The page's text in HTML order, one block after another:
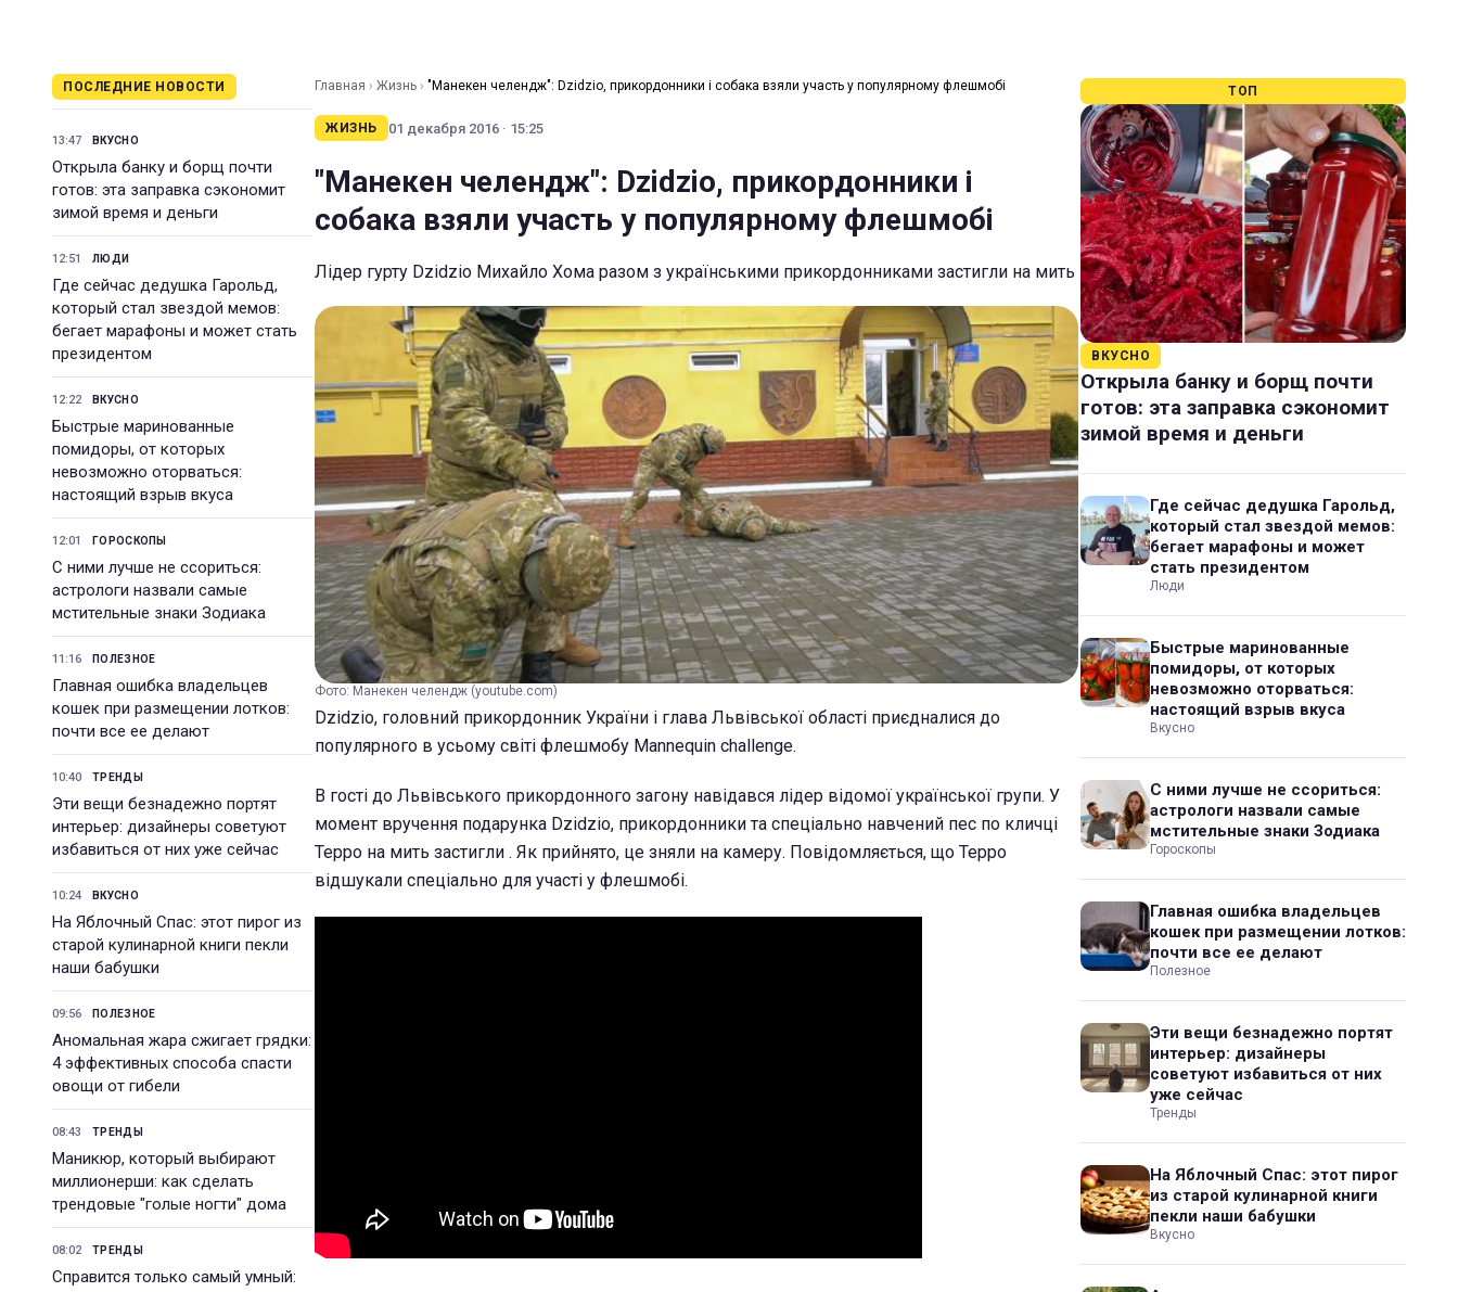
ПОСЛЕДНИЕ НОВОСТИ
13:47 ВКУСНО
Открыла банку и борщ почти
готов: эта заправка сэкономит
зимой время и деньги
12:51 ЛЮДИ
Где сейчас дедушка Гарольд,
который стал звездой мемов:
бегает марафоны и может стать
президентом
12:22 ВКУСНО
Быстрые маринованные
помидоры, от которых
невозможно оторваться:
настоящий взрыв вкуса
12:01 ГОРОСКОПЫ
С ними лучше не ссориться:
астрологи назвали самые
мстительные знаки Зодиака
11:16 ПОЛЕЗНОЕ
Главная ошибка владельцев
кошек при размещении лотков:
почти все ее делают
10:40 ТРЕНДЫ
Эти вещи безнадежно портят
интерьер: дизайнеры советуют
избавиться от них уже сейчас
10:24 ВКУСНО
На Яблочный Спас: этот пирог из
старой кулинарной книги пекли
наши бабушки
09:56 ПОЛЕЗНОЕ
Аномальная жара сжигает грядки:
4 эффективных способа спасти
овощи от гибели
08:43 ТРЕНДЫ
Маникюр, который выбирают
миллионерши: как сделать
трендовые "голые ногти" дома
08:02 ТРЕНДЫ
Справится только самый умный:
Главная › Жизнь › "Манекен челендж": Dzidzio, прикордонники і собака взяли участь у популярному флешмобі
ЖИЗНЬ 01 декабря 2016 · 15:25
"Манекен челендж": Dzidzio, прикордонники і
собака взяли участь у популярному флешмобі
Лідер гурту Dzidzio Михайло Хома разом з українськими прикордонниками застигли на мить
Фото: Манекен челендж (youtube.com)
Dzidzio, головний прикордонник України і глава Львівської області приєдналися до
популярного в усьому світі флешмобу Mannequin challenge.
В гості до Львівського прикордонного загону навідався лідер відомої української групи. У
момент вручення подарунка Dzidzio, прикордонники та спеціально навчений пес по кличці
Терро на мить застигли . Як прийнято, це зняли на камеру. Повідомляється, що Терро
відшукали спеціально для участі у флешмобі.
ТОП
ВКУСНО
Открыла банку и борщ почти
готов: эта заправка сэкономит
зимой время и деньги
Где сейчас дедушка Гарольд,
который стал звездой мемов:
бегает марафоны и может
стать президентом
Люди
Быстрые маринованные
помидоры, от которых
невозможно оторваться:
настоящий взрыв вкуса
Вкусно
С ними лучше не ссориться:
астрологи назвали самые
мстительные знаки Зодиака
Гороскопы
Главная ошибка владельцев
кошек при размещении лотков:
почти все ее делают
Полезное
Эти вещи безнадежно портят
интерьер: дизайнеры
советуют избавиться от них
уже сейчас
Тренды
На Яблочный Спас: этот пирог
из старой кулинарной книги
пекли наши бабушки
Вкусно